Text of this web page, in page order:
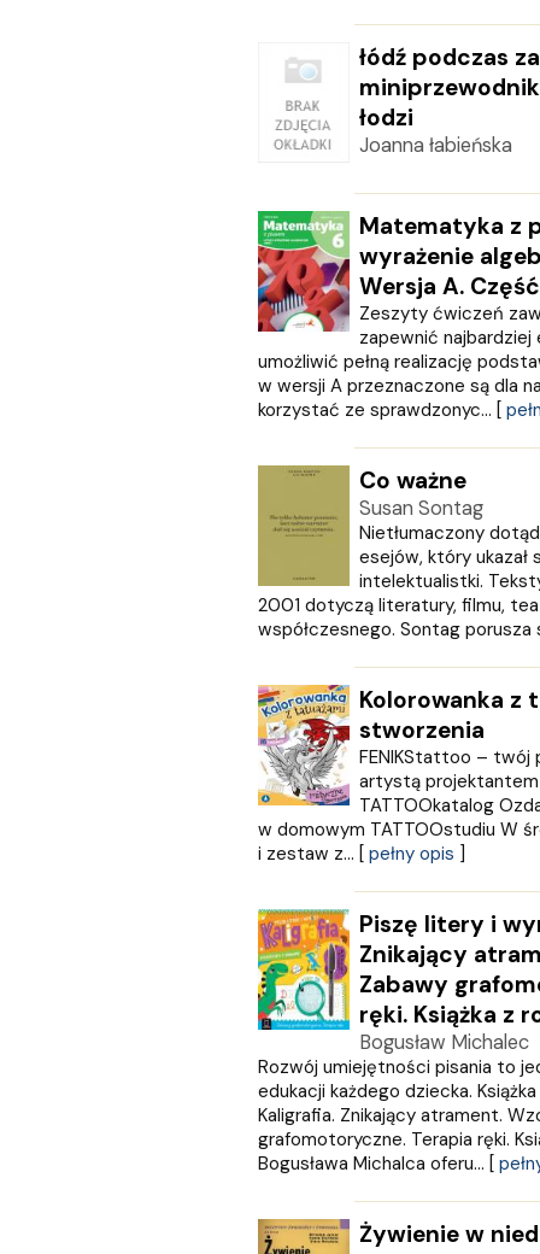
łódź podczas
łodzi
Joanna łabieńska
Matematyka z
wyrażenie
Wersja A.
Zeszyty ćwiczeń
zapewnić
umożliwić pełną realizację
w wersji A przeznaczone są dla
korzystać ze sprawdzonyc... [
Co ważne
Susan Sontag
Nietłumaczony
esejów, który ukazał
intelektualistki.
2001 dotyczą literatury, filmu,
współczesnego. Sontag
Kolorowanka z
stworzenia
FENIKStattoo – twój
artystą projektantem
TATTOOkatalog
w domowym TATTOOstudiu W
i zestaw z... [ pełny opis ]
Piszę litery i
Znikający
Zabawy
ręki. Książka z
Bogusław Michalec
Rozwój umiejętności pisania to
edukacji każdego dziecka.
Kaligrafia. Znikający atrament.
grafomotoryczne. Terapia ręki.
Bogusława Michalca oferu... [
Żywienie w